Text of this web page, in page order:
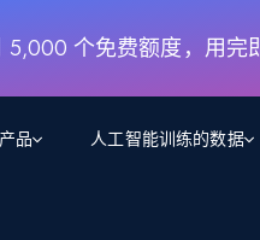
5,000 个免费额度，用完
产品 人工智能训练的数据